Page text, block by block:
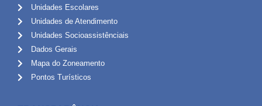
Unidades Escolares
Unidades de Atendimento
Unidades Socioassistênciais
Dados Gerais
Mapa do Zoneamento
Pontos Turísticos